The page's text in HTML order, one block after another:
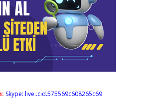
Skype: live:.cid.575569c608265c69